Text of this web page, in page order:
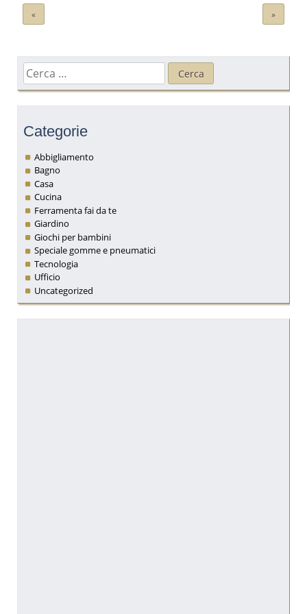
Navigazione
« »
Ricerca
per:
Categorie
Abbigliamento
Bagno
Casa
Cucina
Ferramenta fai da te
Giardino
Giochi per bambini
Speciale gomme e pneumatici
Tecnologia
Ufficio
Uncategorized